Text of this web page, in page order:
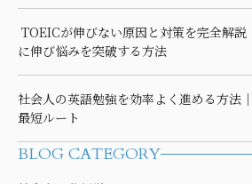
TOEICが伸びない原因と対策を完全解説
に伸び悩みを突破する方法
社会人の英語勉強を効率よく進める方法
最短ルート
BLOG CATEGORY